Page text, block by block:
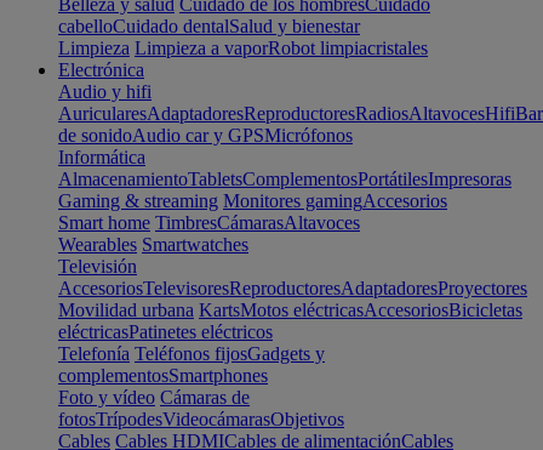
Belleza y salud Cuidado de los hombresCuidado
cabelloCuidado dentalSalud y bienestar
Limpieza Limpieza a vaporRobot limpiacristales
Electrónica
Audio y hifi
AuricularesAdaptadoresReproductoresRadiosAltavocesHifi
de sonidoAudio car y GPSMicrófonos
Informática
AlmacenamientoTabletsComplementosPortátilesImpresoras
Gaming & streaming Monitores gamingAccesorios
Smart home TimbresCámarasAltavoces
Wearables Smartwatches
Televisión
AccesoriosTelevisoresReproductoresAdaptadoresProyectores
Movilidad urbana KartsMotos eléctricasAccesoriosBicicletas
eléctricasPatinetes eléctricos
Telefonía Teléfonos fijosGadgets y
complementosSmartphones
Foto y vídeo Cámaras de
fotosTrípodesVideocámarasObjetivos
Cables Cables HDMICables de alimentaciónCables